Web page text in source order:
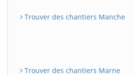
Trouver des chantiers Manche
Trouver des chantiers Marne